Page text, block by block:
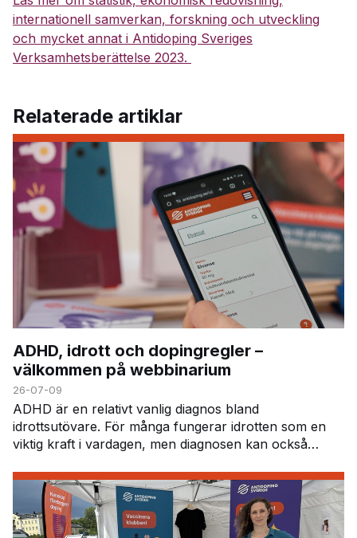
internationell samverkan, forskning och utveckling
och mycket annat i Antidoping Sveriges
Verksamhetsberättelse 2023.
Relaterade artiklar
ADHD, idrott och dopingregler –
välkommen på webbinarium
26-07-09
ADHD är en relativt vanlig diagnos bland
idrottsutövare. För många fungerar idrotten som en
viktig kraft i vardagen, men diagnosen kan också
att h…